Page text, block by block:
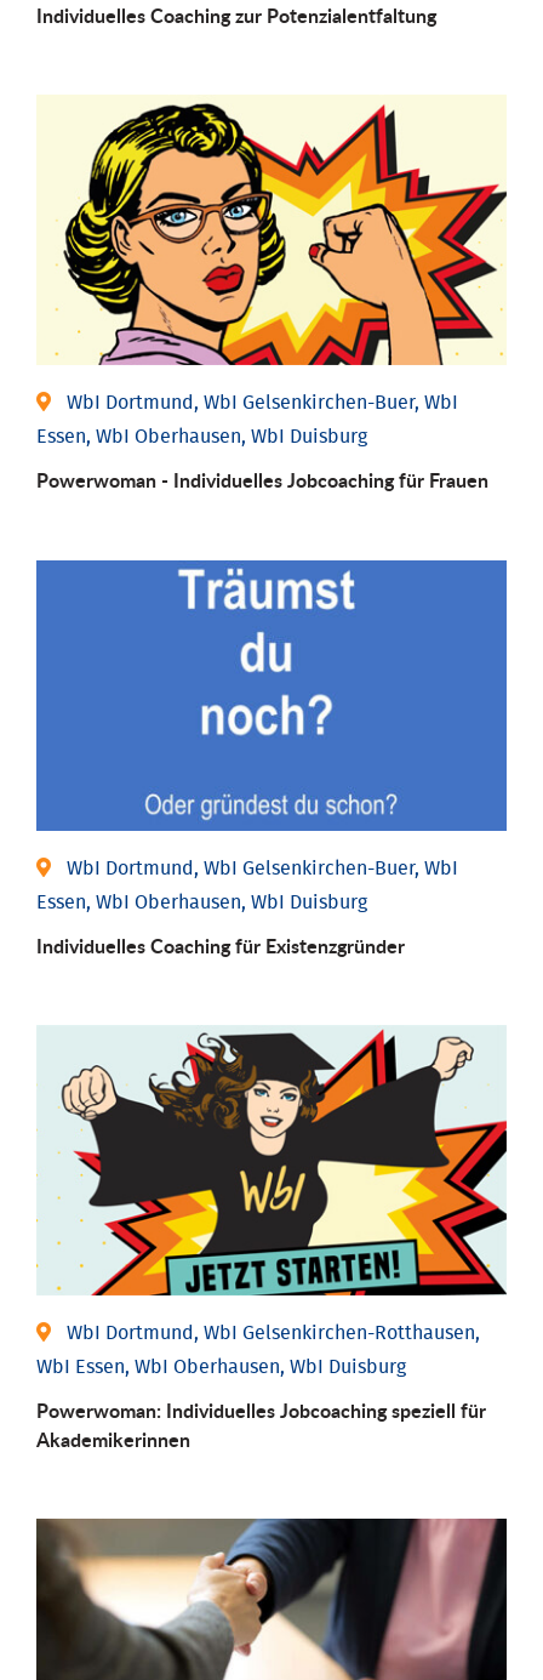
Individuelles Coaching zur Potenzialentfaltung
WbI Dortmund, WbI Gelsenkirchen-Buer, WbI
Essen, WbI Oberhausen, WbI Duisburg
Powerwoman - Individu­elles Job­coaching für Frauen
WbI Dortmund, WbI Gelsenkirchen-Buer, WbI
Essen, WbI Oberhausen, WbI Duisburg
Individu­elles Coaching für Existenz­gründer
WbI Dortmund, WbI Gelsenkirchen-Rotthausen,
WbI Essen, WbI Oberhausen, WbI Duisburg
Powerwoman: Individu­elles Job­coaching speziell für
Aka­demiker­innen